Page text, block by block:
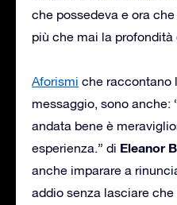
che possedeva e ora
più che mai la
Aforismi che raccontano
messaggio, sono anche:
andata bene è
esperienza.” di Eleanor
anche imparare a
addio senza lasciare